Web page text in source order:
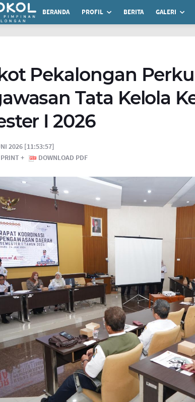
BERANDA PROFIL BERITA GALERI
Pekalongan
Tata Kelola
I 2026
2026 [11:53:57]
PRINT + DOWNLOAD PDF